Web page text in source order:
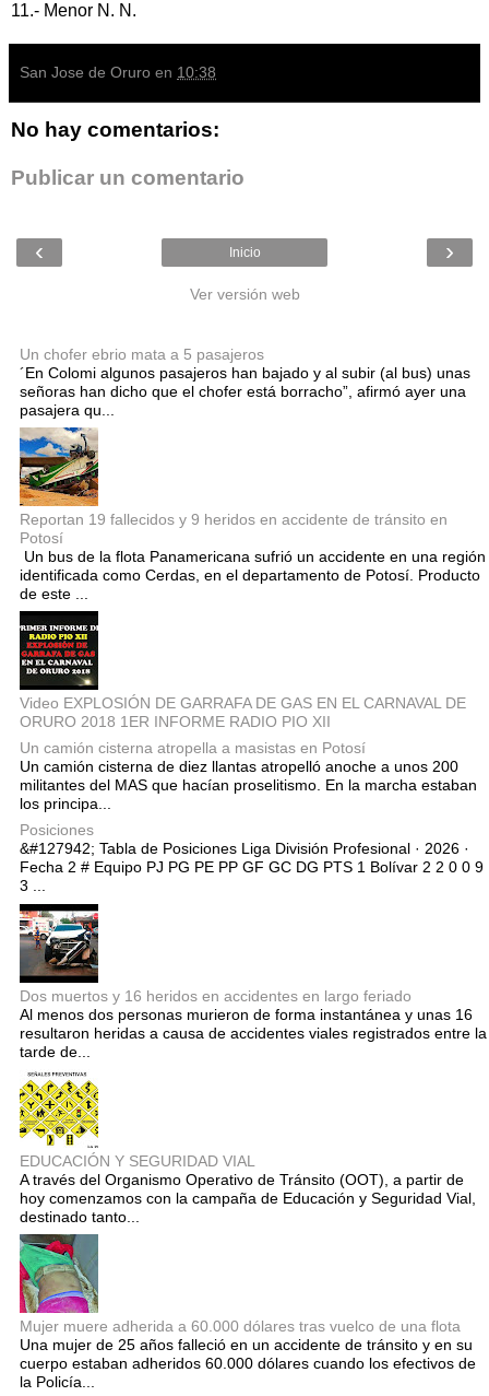
11.- Menor N. N.
San Jose de Oruro en 10:38
No hay comentarios:
Publicar un comentario
‹ ›
Inicio
Ver versión web
Un chofer ebrio mata a 5 pasajeros
´En Colomi algunos pasajeros han bajado y al subir (al bus) unas
señoras han dicho que el chofer está borracho”, afirmó ayer una
pasajera qu...
Reportan 19 fallecidos y 9 heridos en accidente de tránsito en
Potosí
Un bus de la flota Panamericana sufrió un accidente en una región
identificada como Cerdas, en el departamento de Potosí. Producto
de este ...
Video EXPLOSIÓN DE GARRAFA DE GAS EN EL CARNAVAL DE
ORURO 2018 1ER INFORME RADIO PIO XII
Un camión cisterna atropella a masistas en Potosí
Un camión cisterna de diez llantas atropelló anoche a unos 200
militantes del MAS que hacían proselitismo. En la marcha estaban
los principa...
Posiciones
&#127942; Tabla de Posiciones Liga División Profesional · 2026 ·
Fecha 2 # Equipo PJ PG PE PP GF GC DG PTS 1 Bolívar 2 2 0 0 9
3 ...
Dos muertos y 16 heridos en accidentes en largo feriado
Al menos dos personas murieron de forma instantánea y unas 16
resultaron heridas a causa de accidentes viales registrados entre la
tarde de...
EDUCACIÓN Y SEGURIDAD VIAL
A través del Organismo Operativo de Tránsito (OOT), a partir de
hoy comenzamos con la campaña de Educación y Seguridad Vial,
destinado tanto...
Mujer muere adherida a 60.000 dólares tras vuelco de una flota
Una mujer de 25 años falleció en un accidente de tránsito y en su
cuerpo estaban adheridos 60.000 dólares cuando los efectivos de
la Policía...